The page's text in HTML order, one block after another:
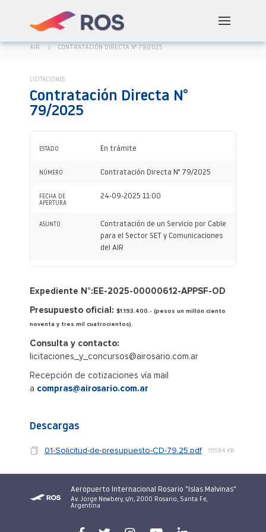
AIR CONTRATACIÓN DIRECTA N° 79/2025
LICITACIONES
Contratación Directa N°
79/2025
ESTADO En trámite
NÚMERO Contratación Directa N° 79/2025
FECHA DE
APERTURA
24-09-2025 11:00
ASUNTO
Contratación de un Servicio por Cable
para el Sector SET y Comunicaciones
del AIR
Expediente N°:EE-2025-00000612-APPSF-OD
Presupuesto oficial: $1.193.400.- (pesos un millón ciento
noventa y tres mil cuatrocientos).
Consulta y contacto:
licitaciones_y_concursos@airosario.com.ar
Recepción de cotizaciones vía mail
a compras@airosario.com.ar
Descargas
01-Solicitud-de-presupuesto-CD-79.25.pdf 155,84 KB
Aeropuerto Internacional Rosario "Islas Malvinas"
Av. Jorge Newbery, s/n, 2000 Rosario, Santa Fe,
Argentina